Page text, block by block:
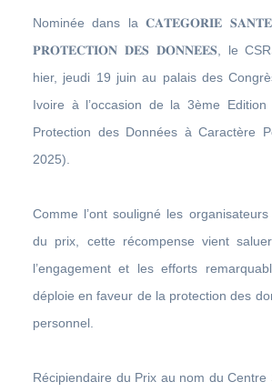
Nominée dans la 𝐂𝐀𝐓𝐄𝐆𝐎𝐑𝐈𝐄
𝐏𝐑𝐎𝐓𝐄𝐂𝐓𝐈𝐎𝐍 𝐃𝐄𝐒 𝐃𝐎𝐍𝐍𝐄𝐄𝐒, le
hier, jeudi 19 juin au palais des
Ivoire à l’occasion de la 3ème
Protection des Données à Caractère
2025).
Comme l’ont souligné les
du prix, cette récompense vient
l’engagement et les efforts
déploie en faveur de la protection des
personnel.
Récipiendaire du Prix au nom du Centre